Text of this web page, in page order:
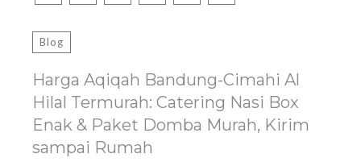
Blog
Harga Aqiqah Bandung-Cimahi Al
Hilal Termurah: Catering Nasi Box
Enak & Paket Domba Murah, Kirim
sampai Rumah